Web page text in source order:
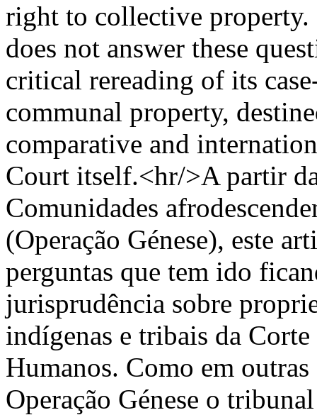
right to collective property.
does not answer these
critical rereading of its
communal property,
comparative and
Court itself.<hr/>A partir
Comunidades
(Operação Génese), este
perguntas que tem ido
jurisprudência sobre
indígenas e tribais da
Humanos. Como em
Operação Génese o